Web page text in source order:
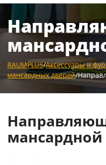
RAUMPLUS/Аксессуары и
мансардных дверей/